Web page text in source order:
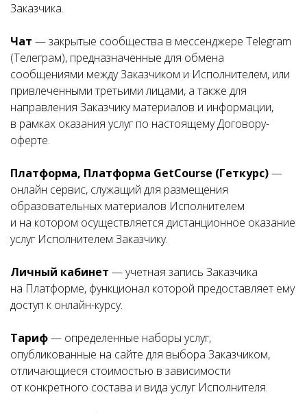
Заказчика.
Чат — закрытые сообщества в мессенджере Telegram
(Телеграм), предназначенные для обмена
сообщениями между Заказчиком и Исполнителем, или
привлеченными третьими лицами, а также для
направления Заказчику материалов и информации,
в рамках оказания услуг по настоящему Договору-
оферте.
Платформа, Платформа GetCourse (Геткурс)—
онлайн сервис, служащий для размещения
образовательных материалов Исполнителем
и на котором осуществляется дистанционное оказание
услуг Исполнителем Заказчику.
Личный кабинет — учетная запись Заказчика
на Платформе, функционал которой предоставляет ему
доступ к онлайн-курсу.
Тариф— определенные наборы услуг,
опубликованные на сайте для выбора Заказчиком,
отличающиеся стоимостью в зависимости
от конкретного состава и вида услуг Исполнителя.